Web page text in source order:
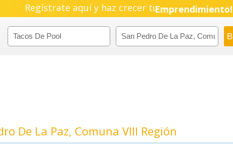
Regístrate aquí y haz crecer tu
Emprendimiento!
De La Paz, Comuna VIII Región